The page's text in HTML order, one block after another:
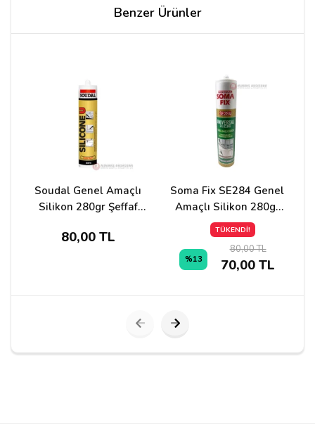
Yorum Yapın
Yorumunuz*
Benzer Ürünler
Soudal Genel Amaçlı
Silikon 280gr Şeffaf
80,00 TL
Soma Fix SE284 Genel
Amaçlı Silikon 280gr
Gri
TÜKENDİ!
%13
80,00 TL
70,00 TL